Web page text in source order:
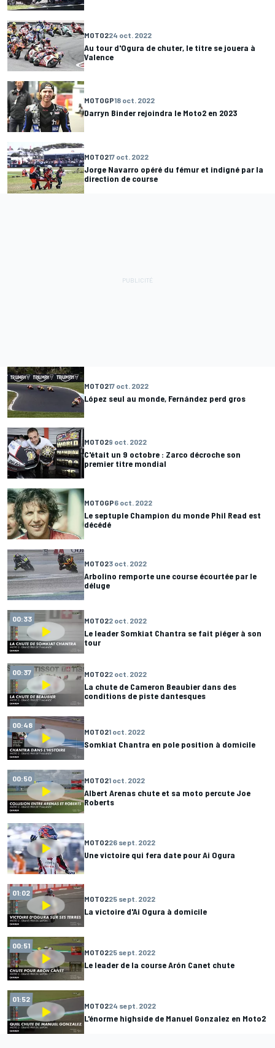
MOTO224 oct. 2022
Au tour d'Ogura de chuter, le titre se jouera à
Valence
MOTOGP18 oct. 2022
Darryn Binder rejoindra le Moto2 en 2023
MOTO217 oct. 2022
Jorge Navarro opéré du fémur et indigné par la
direction de course
MOTO217 oct. 2022
López seul au monde, Fernández perd gros
MOTO29 oct. 2022
C'était un 9 octobre : Zarco décroche son
premier titre mondial
MOTOGP6 oct. 2022
Le septuple Champion du monde Phil Read est
décédé
MOTO23 oct. 2022
Arbolino remporte une course écourtée par le
déluge
00:33 MOTO22 oct. 2022
Le leader Somkiat Chantra se fait piéger à son
tour
00:37 MOTO22 oct. 2022
La chute de Cameron Beaubier dans des
conditions de piste dantesques
00:48
MOTO21 oct. 2022
Somkiat Chantra en pole position à domicile
00:50 MOTO21 oct. 2022
Albert Arenas chute et sa moto percute Joe
Roberts
MOTO226 sept. 2022
Une victoire qui fera date pour Ai Ogura
01:02
MOTO225 sept. 2022
La victoire d'Ai Ogura à domicile
00:51
MOTO225 sept. 2022
Le leader de la course Arón Canet chute
01:52
MOTO224 sept. 2022
L'énorme highside de Manuel Gonzalez en Moto2